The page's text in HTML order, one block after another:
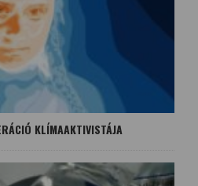
KLÍMAAKTIVISTÁJA